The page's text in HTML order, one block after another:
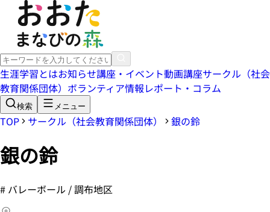
生涯学習とはお知らせ講座・イベント動画講座サークル（社会
教育関係団体） ボランティア情報レポート・コラム
検索 メニュー
TOP サークル（社会教育関係団体） 銀の鈴
銀の鈴
# バレーボール / 調布地区